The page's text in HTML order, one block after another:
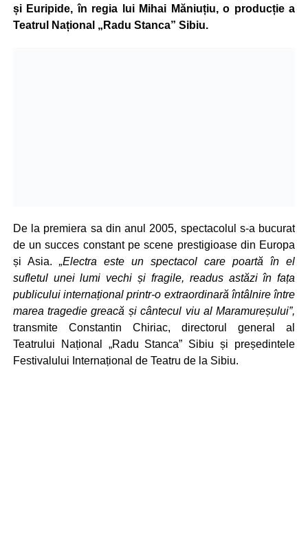
și Euripide, în regia lui Mihai Măniuțiu, o producție a
Teatrul Național „Radu Stanca” Sibiu.
De la premiera sa din anul 2005, spectacolul s-a bucurat
de un succes constant pe scene prestigioase din Europa
și Asia. „Electra este un spectacol care poartă în el
sufletul unei lumi vechi și fragile, readus astăzi în fața
publicului internațional printr-o extraordinară întâlnire între
marea tragedie greacă și cântecul viu al Maramureșului”,
transmite Constantin Chiriac, directorul general al
Teatrului Național „Radu Stanca” Sibiu și președintele
Festivalului Internațional de Teatru de la Sibiu.